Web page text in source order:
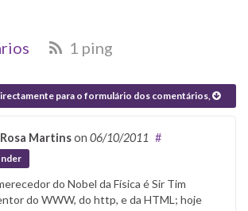
1 ping
para o formulário dos comentários,
Martinson 06/10/2011 #
do Nobel da Física é Sir Tim
do WWW, do http, e da HTML; hoje